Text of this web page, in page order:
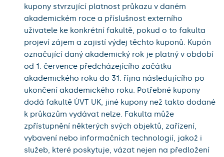
kupony stvrzující platnost průkazu v daném
akademickém roce a příslušnost externího
uživatele ke konkrétní fakultě, pokud o to fakulta
projeví zájem a zajistí výdej těchto kuponů. Kupón
označující daný akademický rok je platný v období
od 1. července předcházejícího začátku
akademického roku do 31. října následujícího po
ukončení akademického roku. Potřebné kupony
dodá fakultě ÚVT UK, jiné kupony než takto dodané
k průkazům vydávat nelze. Fakulta může
zpřístupnění některých svých objektů, zařízení,
vybavení nebo informačních technologií, jakož i
služeb, které poskytuje, vázat nejen na předložení